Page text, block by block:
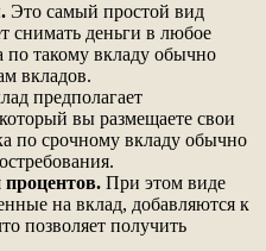
Это самый простой вид
снимать деньги в любое
по такому вкладу обычно
вкладов.
предполагает
вы размещаете свои
по срочному вкладу обычно
процентов. При этом виде
на вклад, добавляются к
позволяет получить